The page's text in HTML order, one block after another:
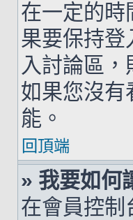
在一定的時
果要保持登
入討論區
如果您沒有
能。
回頂端
» 我要如何
在會員控